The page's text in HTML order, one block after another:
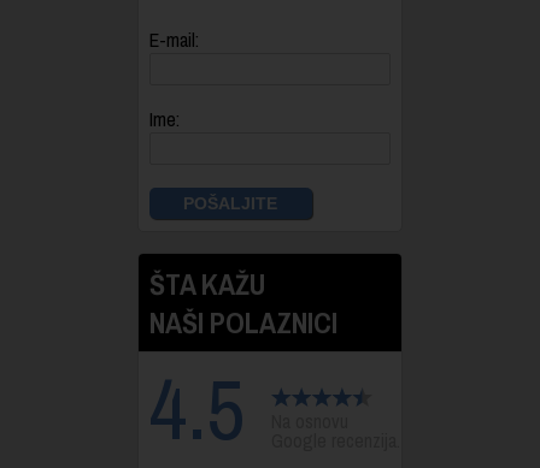
E-mail:
Ime:
ŠTA KAŽU
NAŠI POLAZNICI
4.5